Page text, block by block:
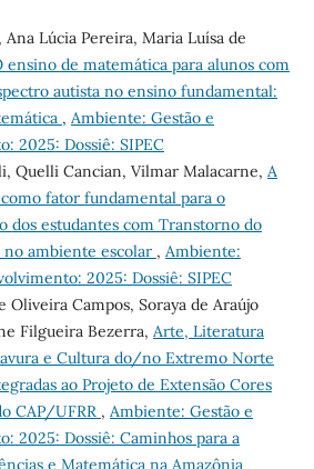
Ana Lúcia Pereira, Maria Luísa de
ensino de matemática para alunos com
autista no ensino fundamental:
, Ambiente: Gestão e
2025: Dossiê: SIPEC
Quelli Cancian, Vilmar Malacarne, A
fator fundamental para o
dos estudantes com Transtorno do
no ambiente escolar , Ambiente:
2025: Dossiê: SIPEC
Oliveira Campos, Soraya de Araújo
Filgueira Bezerra, Arte, Literatura
e Cultura do/no Extremo Norte
ao Projeto de Extensão Cores
CAP/UFRR , Ambiente: Gestão e
2025: Dossiê: Caminhos para a
e Matemática na Amazônia